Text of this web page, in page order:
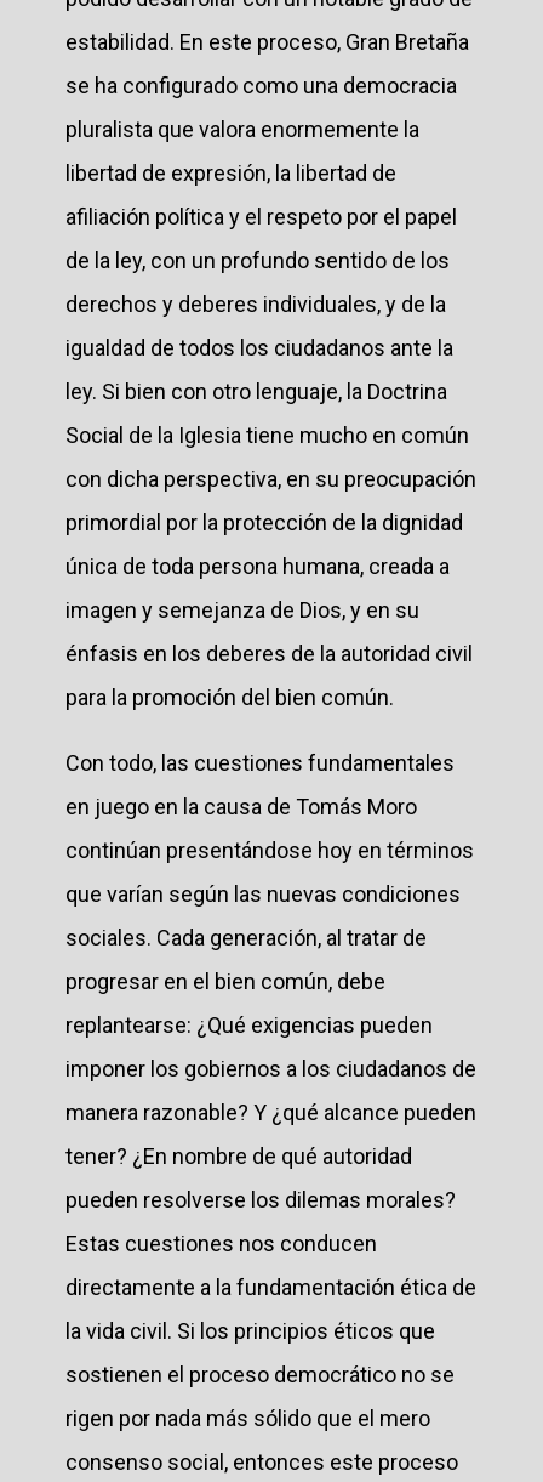
estabilidad. En este proceso, Gran Bretaña
se ha configurado como una democracia
pluralista que valora enormemente la
libertad de expresión, la libertad de
afiliación política y el respeto por el papel
de la ley, con un profundo sentido de los
derechos y deberes individuales, y de la
igualdad de todos los ciudadanos ante la
ley. Si bien con otro lenguaje, la Doctrina
Social de la Iglesia tiene mucho en común
con dicha perspectiva, en su preocupación
primordial por la protección de la dignidad
única de toda persona humana, creada a
imagen y semejanza de Dios, y en su
énfasis en los deberes de la autoridad civil
para la promoción del bien común.
Con todo, las cuestiones fundamentales
en juego en la causa de Tomás Moro
continúan presentándose hoy en términos
que varían según las nuevas condiciones
sociales. Cada generación, al tratar de
progresar en el bien común, debe
replantearse: ¿Qué exigencias pueden
imponer los gobiernos a los ciudadanos de
manera razonable? Y ¿qué alcance pueden
tener? ¿En nombre de qué autoridad
pueden resolverse los dilemas morales?
Estas cuestiones nos conducen
directamente a la fundamentación ética de
la vida civil. Si los principios éticos que
sostienen el proceso democrático no se
rigen por nada más sólido que el mero
consenso social, entonces este proceso